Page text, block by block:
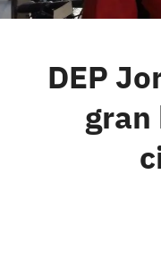
DEP
gran